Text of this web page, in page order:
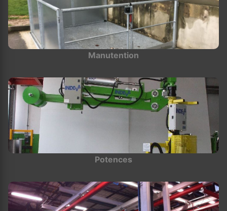
Manutention
Potences